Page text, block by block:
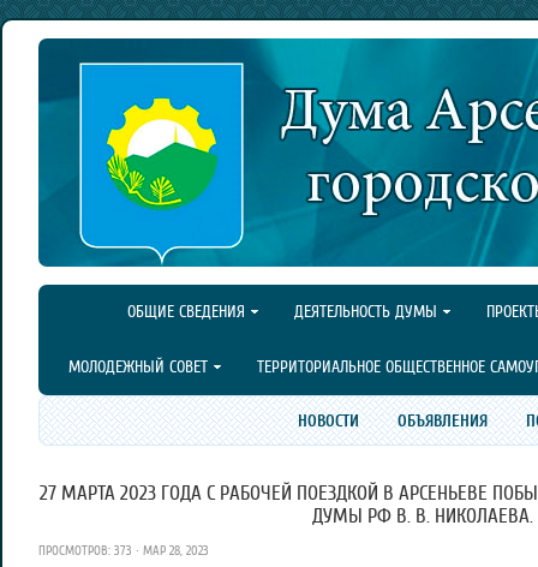
ОБЩИЕ СВЕДЕНИЯ ДЕЯТЕЛЬНОСТЬ ДУМЫ
МОЛОДЕЖНЫЙ СОВЕТ ТЕРРИТОРИАЛЬНОЕ ОБЩЕСТВЕННОЕ
НОВОСТИ ОБЪЯВЛЕНИЯ
27 МАРТА 2023 ГОДА С РАБОЧЕЙ ПОЕЗДКОЙ В АРСЕНЬЕВЕ
ДУМЫ РФ В. В. НИКОЛАЕВА.
ПРОСМОТРОВ: 373 · МАР 28, 2023